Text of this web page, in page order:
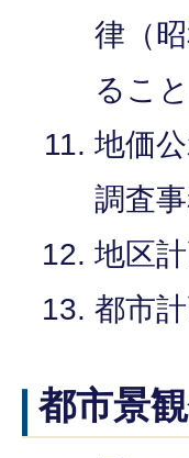
律（
ること
地価
調査
地区
都市
都市景